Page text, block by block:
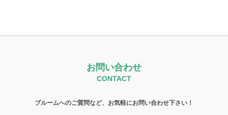
お問い合わせ
CONTACT
ブルームへのご質問など、お気軽にお問い合わせ下さい！